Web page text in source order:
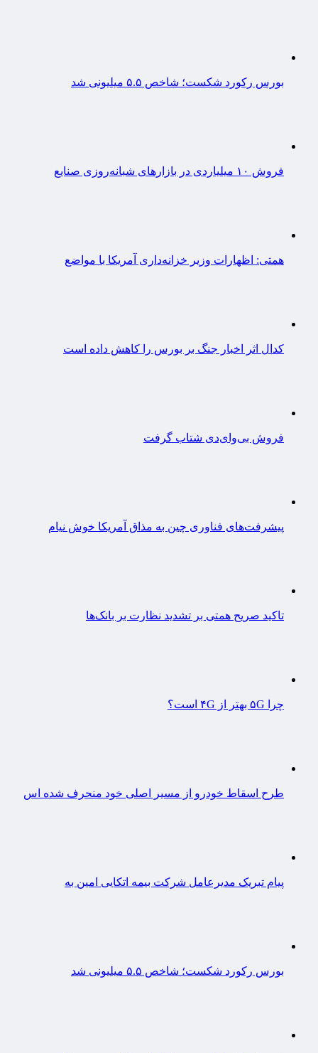
بورس رکورد شکست؛ شاخص ۵.۵ میلیونی شد
فروش ۱۰ میلیاردی در بازارهای شبانه‌روزی صنایع
همتی: اظهارات وزیر خزانه‌داری آمریکا با مواضع
کدال اثر اخبار جنگ بر بورس را کاهش داده است
فروش بی‌وای‌دی شتاب گرفت
پیشرفت‌های فناوری چین به مذاق آمریکا خوش نیام
تاکید صریح همتی بر تشدید نظارت بر بانک‌ها
چرا ۵G بهتر از ۴G است؟
طرح اسقاط خودرو از مسیر اصلی خود منحرف شده اس
پیام تبریک مدیرعامل شرکت بیمه اتکایی امین به
بورس رکورد شکست؛ شاخص ۵.۵ میلیونی شد